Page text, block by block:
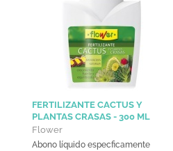
FERTILIZANTE CACTUS Y
PLANTAS CRASAS - 300 ML
Flower
Abono líquido especficamente